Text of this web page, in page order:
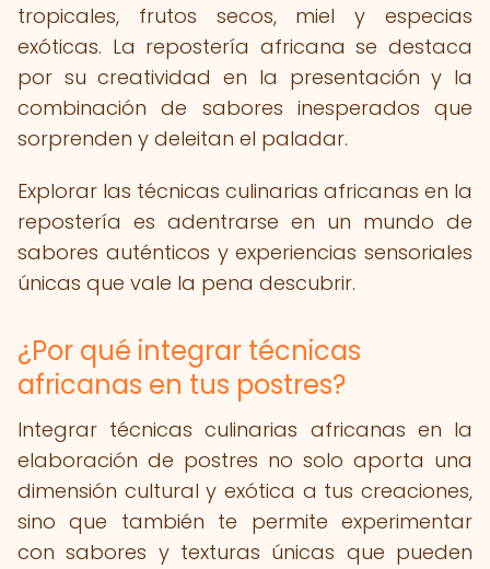
tropicales, frutos secos, miel y especias
exóticas. La repostería africana se destaca
por su creatividad en la presentación y la
combinación de sabores inesperados que
sorprenden y deleitan el paladar.
Explorar las técnicas culinarias africanas en la
repostería es adentrarse en un mundo de
sabores auténticos y experiencias sensoriales
únicas que vale la pena descubrir.
¿Por qué integrar técnicas
africanas en tus postres?
Integrar técnicas culinarias africanas en la
elaboración de postres no solo aporta una
dimensión cultural y exótica a tus creaciones,
sino que también te permite experimentar
con sabores y texturas únicas que pueden